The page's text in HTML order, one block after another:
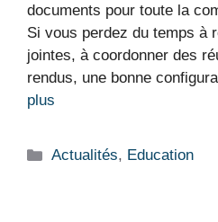
documents pour toute la
Si vous perdez du temps à
jointes, à coordonner des
rendus, une bonne
plus
Catégories
Actualités, Education